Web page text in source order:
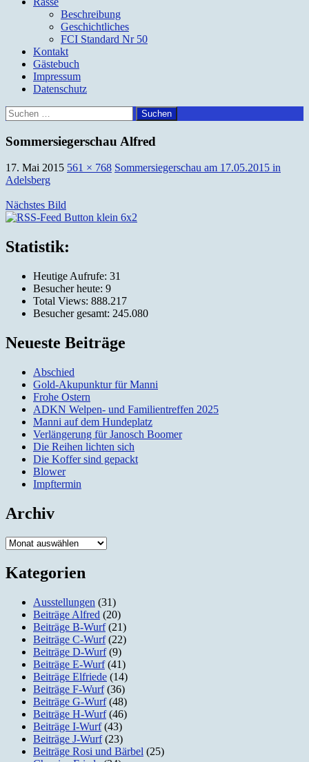
Beschreibung
Geschichtliches
FCI Standard Nr 50
Kontakt
Gästebuch
Impressum
Datenschutz
Suchen
nach:
Sommersiegerschau Alfred
17. Mai 2015 561 × 768 Sommersiegerschau am 17.05.2015 in
Adelsberg
Nächstes Bild
Statistik:
Heutige Aufrufe: 31
Besucher heute: 9
Total Views: 888.217
Besucher gesamt: 245.080
Neueste Beiträge
Abschied
Gold-Akupunktur für Manni
Frohe Ostern
ADKN Welpen- und Familientreffen 2025
Manni auf dem Hundeplatz
Verlängerung für Janosch Boomer
Die Reihen lichten sich
Die Koffer sind gepackt
Blower
Impftermin
Archiv
Archiv
Kategorien
Ausstellungen (31)
Beiträge Alfred (20)
Beiträge B-Wurf(21)
Beiträge C-Wurf(22)
Beiträge D-Wurf(9)
Beiträge E-Wurf(41)
Beiträge Elfriede (14)
Beiträge F-Wurf(36)
Beiträge G-Wurf(48)
Beiträge H-Wurf(46)
Beiträge I-Wurf(43)
Beiträge J-Wurf(23)
Beiträge Rosi und Bärbel (25)